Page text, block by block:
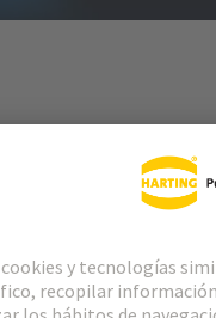
el elemento
tecnologías, nada